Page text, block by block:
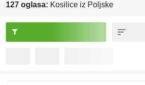
127 oglasa: Kosilice iz Poljske